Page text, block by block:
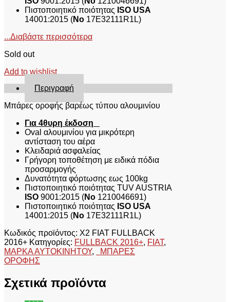
Πιστοποιητικό ποιότητας ISO USA
14001:2015 (No 17E32111R1L)
...Διαβάστε περισσότερα
Sold out
Add to wishlist
Περιγραφή
Μπάρες οροφής βαρέως τύπου αλουμινίου
Για 4θυρη έκδοση
Oval αλουμινίου για μικρότερη
αντίσταση του αέρα
Κλειδαριά ασφαλείας
Γρήγορη τοποθέτηση με ειδικά πόδια
προσαρμογής
Δυνατότητα φόρτωσης εως 100kg
Πιστοποιητικό ποιότητας TUV AUSTRIA
ISO 9001:2015 (No 1210046691)
Πιστοποιητικό ποιότητας ISO USA
14001:2015 (No 17E32111R1L)
Κωδικός προϊόντος: X2 FIAT FULLBACK
2016+ Κατηγορίες: FULLBACK 2016+, FIAT,
ΜΑΡΚΑ ΑΥΤΟΚΙΝΗΤΟΥ,
ΜΠΑΡΕΣ
ΟΡΟΦΗΣ
Σχετικά προϊόντα